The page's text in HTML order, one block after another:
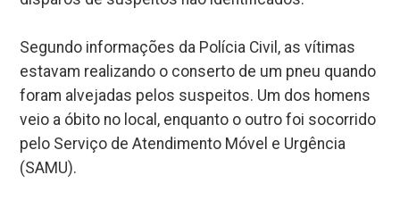
Segundo informações da Polícia Civil, as vítimas
estavam realizando o conserto de um pneu quando
foram alvejadas pelos suspeitos. Um dos homens
veio a óbito no local, enquanto o outro foi socorrido
pelo Serviço de Atendimento Móvel e Urgência
(SAMU).